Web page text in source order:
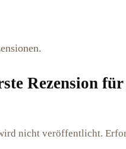
Rezension
nicht veröffentlicht.